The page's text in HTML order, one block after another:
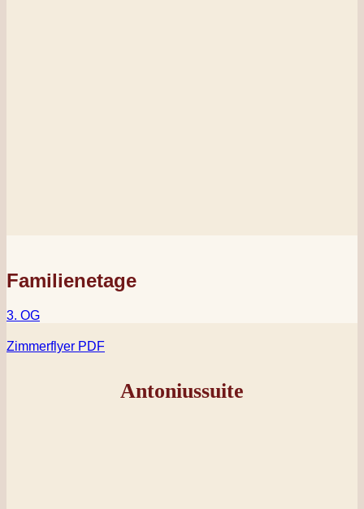
Familienetage
3. OG
Zimmerflyer PDF
Antoniussuite